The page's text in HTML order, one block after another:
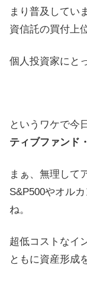
まり普及してい
資信託の買付上
個人投資家にと
というワケで今
ティブファンド
まぁ、無理して
S&P500やオル
ね。
超低コストなイ
ともに資産形成